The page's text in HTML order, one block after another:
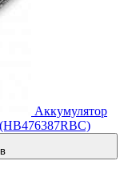
Аккумулятор